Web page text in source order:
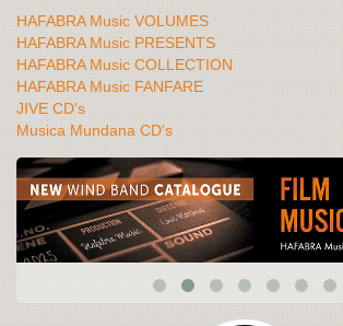
HAFABRA Music VOLUMES
HAFABRA Music PRESENTS
HAFABRA Music COLLECTION
HAFABRA Music FANFARE
JIVE CD's
Musica Mundana CD's